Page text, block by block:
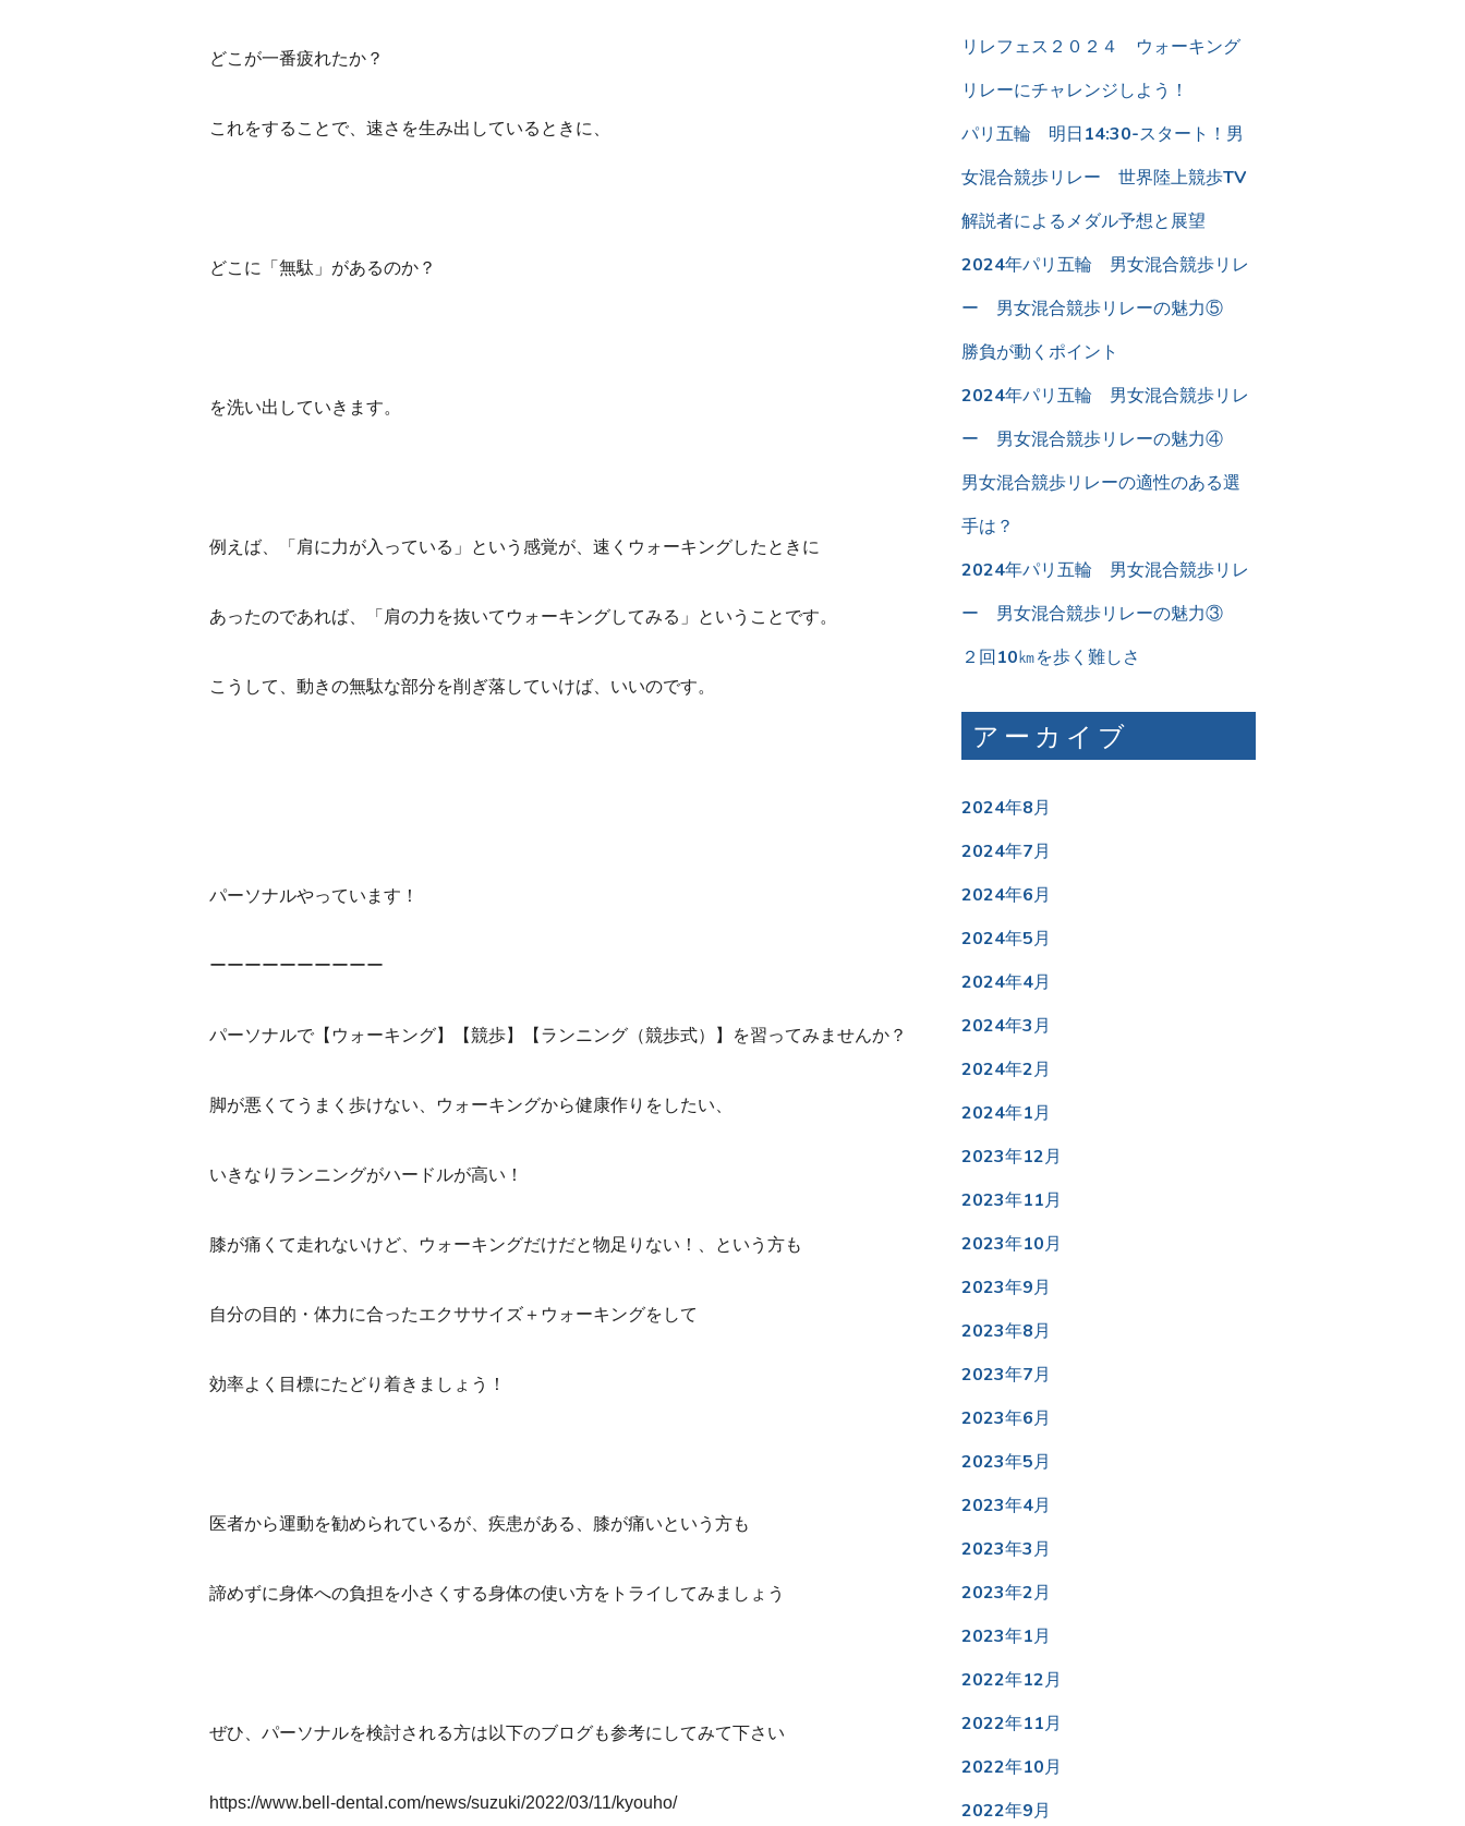
どこが一番疲れたか？
これをすることで、速さを生み出しているときに、
どこに「無駄」があるのか？
を洗い出していきます。
例えば、「肩に力が入っている」という感覚が、速くウォーキングしたときに
あったのであれば、「肩の力を抜いてウォーキングしてみる」ということです。
こうして、動きの無駄な部分を削ぎ落していけば、いいのです。
パーソナルやっています！
ーーーーーーーーーー
パーソナルで【ウォーキング】【競歩】【ランニング（競歩式）】を習ってみませんか？
脚が悪くてうまく歩けない、ウォーキングから健康作りをしたい、
いきなりランニングがハードルが高い！
膝が痛くて走れないけど、ウォーキングだけだと物足りない！、という方も
自分の目的・体力に合ったエクササイズ＋ウォーキングをして
効率よく目標にたどり着きましょう！
医者から運動を勧められているが、疾患がある、膝が痛いという方も
諦めずに身体への負担を小さくする身体の使い方をトライしてみましょう
ぜひ、パーソナルを検討される方は以下のブログも参考にしてみて下さい
https://www.bell-dental.com/news/suzuki/2022/03/11/kyouho/
リレフェス２０２４ ウォーキング
リレーにチャレンジしよう！
パリ五輪 明日14:30-スタート！男
女混合競歩リレー 世界陸上競歩TV
解説者によるメダル予想と展望
2024年パリ五輪 男女混合競歩リレ
ー 男女混合競歩リレーの魅力⑤
勝負が動くポイント
2024年パリ五輪 男女混合競歩リレ
ー 男女混合競歩リレーの魅力④
男女混合競歩リレーの適性のある選
手は？
2024年パリ五輪 男女混合競歩リレ
ー 男女混合競歩リレーの魅力③
２回10㎞を歩く難しさ
アーカイブ
2024年8月
2024年7月
2024年6月
2024年5月
2024年4月
2024年3月
2024年2月
2024年1月
2023年12月
2023年11月
2023年10月
2023年9月
2023年8月
2023年7月
2023年6月
2023年5月
2023年4月
2023年3月
2023年2月
2023年1月
2022年12月
2022年11月
2022年10月
2022年9月